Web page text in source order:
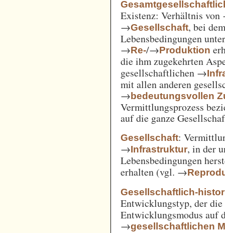
Existenz: Verhältnis
→Gesellschaft, bei
Lebensbedingungen
→Re-/→Produktion
die ihm zugekehrten
gesellschaftlichen →
mit allen anderen
→bedeutungsvollen
Vermittlungsprozess
auf die ganze
Gesellschaft:
→Infrastruktur, in der
Lebensbedingungen
erhalten (vgl. →
Gesellschaftlich-
Entwicklungstyp, der
Entwicklungsmodus auf
→gesellschaftlichen